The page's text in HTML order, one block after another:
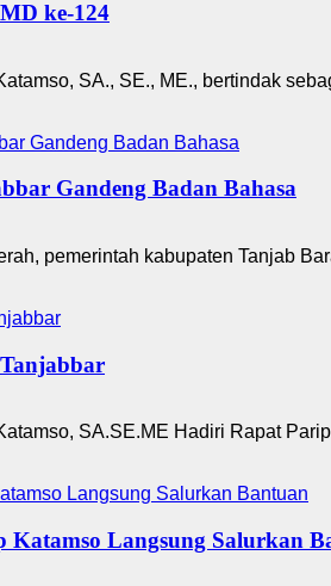
ke-124
SA., SE., ME., bertindak
Gandeng Badan Bahasa
pemerintah kabupaten Tanjab
SA.SE.ME Hadiri Rapat
Langsung Salurkan